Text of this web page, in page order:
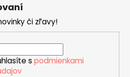
či zľavy!
s podmienkami